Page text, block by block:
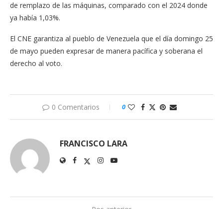
de remplazo de las máquinas, comparado con el 2024 donde
ya había 1,03%.
El CNE garantiza al pueblo de Venezuela que el día domingo 25
de mayo pueden expresar de manera pacífica y soberana el
derecho al voto.
0 Comentarios 0
FRANCISCO LARA